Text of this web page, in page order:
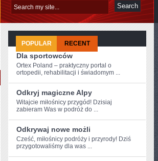
POPULAR RECENT
Dla sportowców
Ortex Poland – praktyczny portal o
ortopedii, rehabilitacji i świadomym ...
Odkryj magiczne Alpy
Witajcie⁣ miłośnicy przygód! Dzisiaj
zabieram Was w​ podróż⁢ do ...
Odkrywaj nowe możli
Cześć, miłośnicy podróży i przyrody! Dziś⁤
przygotowaliśmy dla was ...